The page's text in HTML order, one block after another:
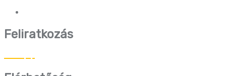
Feliratkozás